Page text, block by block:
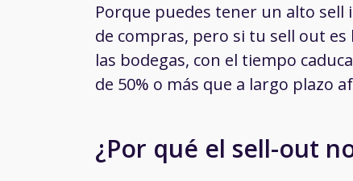
Porque puedes tener un alto
de compras, pero si tu sell out
las bodegas, con el tiempo
de 50% o más que a largo plazo
¿Por qué el sell-out